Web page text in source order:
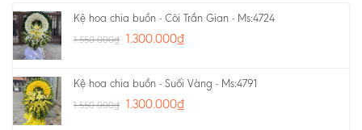
Kệ hoa chia buồn - Cõi Trần Gian - Ms:4724
1.550.000₫ 1.300.000₫
Kệ hoa chia buồn - Suối Vàng - Ms:4791
1.550.000₫ 1.300.000₫